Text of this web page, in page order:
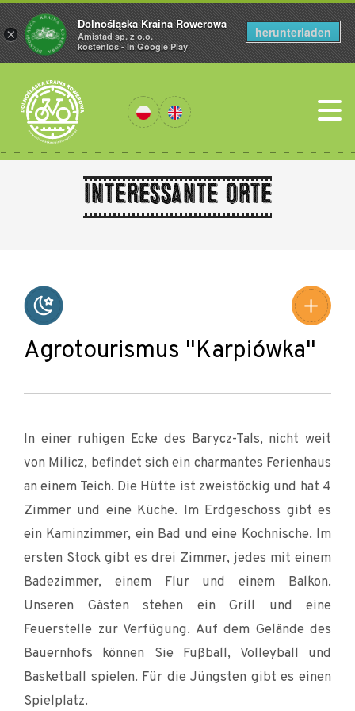
Interessante Orte
Agrotourismus "Karpiówka"
In einer ruhigen Ecke des Barycz-Tals, nicht weit
von Milicz, befindet sich ein charmantes Ferienhaus
an einem Teich. Die Hütte ist zweistöckig und hat 4
Zimmer und eine Küche. Im Erdgeschoss gibt es
ein Kaminzimmer, ein Bad und eine Kochnische. Im
ersten Stock gibt es drei Zimmer, jedes mit einem
Badezimmer, einem Flur und einem Balkon.
Unseren Gästen stehen ein Grill und eine
Feuerstelle zur Verfügung. Auf dem Gelände des
Bauernhofs können Sie Fußball, Volleyball und
Basketball spielen. Für die Jüngsten gibt es einen
Spielplatz.
×
Dolnośląska Kraina Rowerowa
Amistad sp. z o.o.
kostenlos - In Google Play
herunterladen